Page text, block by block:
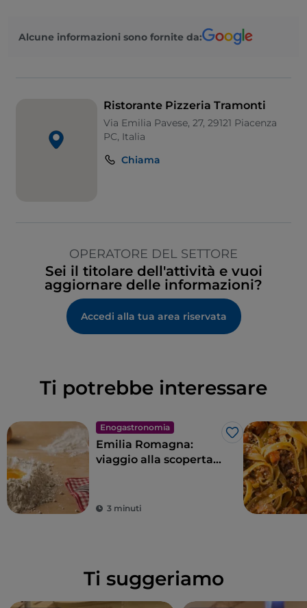
Alcune informazioni sono fornite da:
Ristorante Pizzeria Tramonti
Via Emilia Pavese, 27, 29121 Piacenza
PC, Italia
Chiama
OPERATORE DEL SETTORE
Sei il titolare dell'attività e vuoi
aggiornare delle informazioni?
Accedi alla tua area riservata
Ti potrebbe interessare
Enogastronomia
Like
Emilia Romagna:
viaggio alla scoperta
3 minuti
Ti suggeriamo